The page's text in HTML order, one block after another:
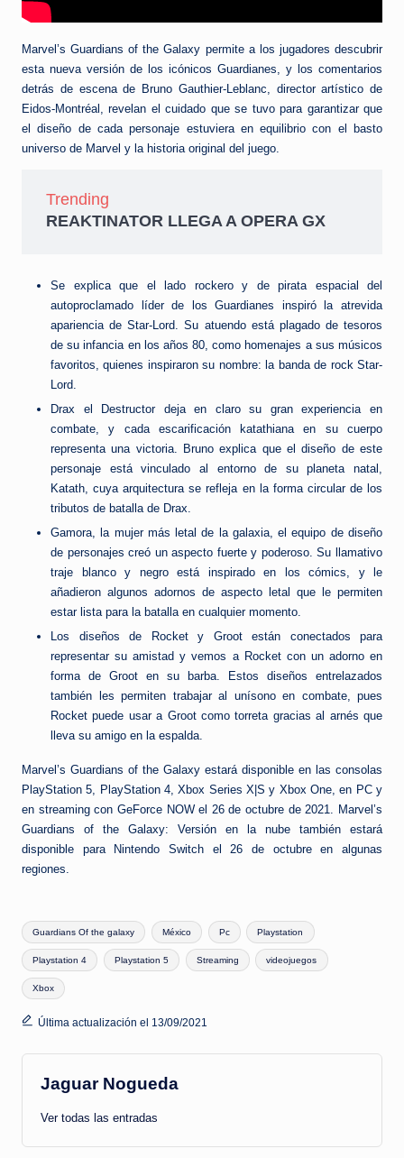
Marvel’s Guardians of the Galaxy permite a los jugadores descubrir
esta nueva versión de los icónicos Guardianes, y los comentarios
detrás de escena de Bruno Gauthier-Leblanc, director artístico de
Eidos-Montréal, revelan el cuidado que se tuvo para garantizar que
el diseño de cada personaje estuviera en equilibrio con el basto
universo de Marvel y la historia original del juego.
Trending
REAKTINATOR LLEGA A OPERA GX
Se explica que el lado rockero y de pirata espacial del
autoproclamado líder de los Guardianes inspiró la atrevida
apariencia de Star-Lord. Su atuendo está plagado de tesoros
de su infancia en los años 80, como homenajes a sus músicos
favoritos, quienes inspiraron su nombre: la banda de rock Star-
Lord.
Drax el Destructor deja en claro su gran experiencia en
combate, y cada escarificación katathiana en su cuerpo
representa una victoria. Bruno explica que el diseño de este
personaje está vinculado al entorno de su planeta natal,
Katath, cuya arquitectura se refleja en la forma circular de los
tributos de batalla de Drax.
Gamora, la mujer más letal de la galaxia, el equipo de diseño
de personajes creó un aspecto fuerte y poderoso. Su llamativo
traje blanco y negro está inspirado en los cómics, y le
añadieron algunos adornos de aspecto letal que le permiten
estar lista para la batalla en cualquier momento.
Los diseños de Rocket y Groot están conectados para
representar su amistad y vemos a Rocket con un adorno en
forma de Groot en su barba. Estos diseños entrelazados
también les permiten trabajar al unísono en combate, pues
Rocket puede usar a Groot como torreta gracias al arnés que
lleva su amigo en la espalda.
Marvel’s Guardians of the Galaxy estará disponible en las consolas
PlayStation 5, PlayStation 4, Xbox Series X|S y Xbox One, en PC y
en streaming con GeForce NOW el 26 de octubre de 2021. Marvel’s
Guardians of the Galaxy: Versión en la nube también estará
disponible para Nintendo Switch el 26 de octubre en algunas
regiones.
Etiquetas:
Guardians Of the galaxy México Pc Playstation
Playstation 4 Playstation 5 Streaming videojuegos
Xbox
Última actualización el 13/09/2021
Jaguar Nogueda
Ver todas las entradas